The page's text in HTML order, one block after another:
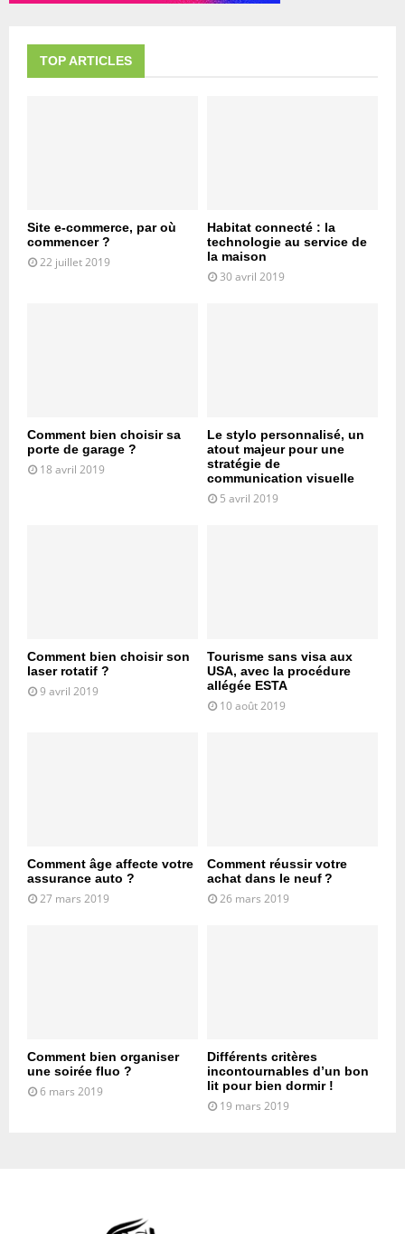
TOP ARTICLES
Site e-commerce, par où
commencer ?
22 juillet 2019
Habitat connecté : la
technologie au service de
la maison
30 avril 2019
Comment bien choisir sa
porte de garage ?
18 avril 2019
Le stylo personnalisé, un
atout majeur pour une
stratégie de
communication visuelle
5 avril 2019
Comment bien choisir son
laser rotatif ?
9 avril 2019
Tourisme sans visa aux
USA, avec la procédure
allégée ESTA
10 août 2019
Comment âge affecte votre
assurance auto ?
27 mars 2019
Comment réussir votre
achat dans le neuf ?
26 mars 2019
Comment bien organiser
une soirée fluo ?
6 mars 2019
Différents critères
incontournables d’un bon
lit pour bien dormir !
19 mars 2019